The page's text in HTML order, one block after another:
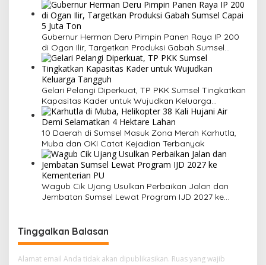
Gubernur Herman Deru Pimpin Panen Raya IP 200
di Ogan Ilir, Targetkan Produksi Gabah Sumsel
Capai 5 Juta Ton
Gelari Pelangi Diperkuat, TP PKK Sumsel Tingkatkan
Kapasitas Kader untuk Wujudkan Keluarga
Tangguh
10 Daerah di Sumsel Masuk Zona Merah Karhutla,
Muba dan OKI Catat Kejadian Terbanyak
Wagub Cik Ujang Usulkan Perbaikan Jalan dan
Jembatan Sumsel Lewat Program IJD 2027 ke
Tinggalkan Balasan
Alamat email Anda tidak akan dipublikasikan. Ruas yang wajib